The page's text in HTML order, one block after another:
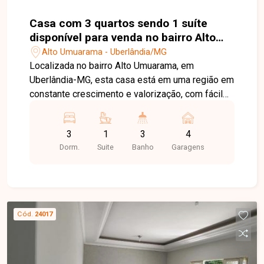
Casa com 3 quartos sendo 1 suíte
disponível para venda no bairro Alto
Umuarama em Uberlândia-MG
Alto Umuarama - Uberlândia/MG
Localizada no bairro Alto Umuarama, em
Uberlândia-MG, esta casa está em uma região em
constante crescimento e valorização, com fácil
próxima a supermercados, escolas, farmácias e
diversos comércios e serviços, proporcionando
praticidade e qualidade de vida para toda a
painel, 03 quartos, sendo 01 suíte e 02 quartos
com armários, banheiro social com box e armário,
cozinha planejada com armários, coifa e bancada
em granito, lavanderia e amplo quintal. A
3
Dorm.
1
Suite
3
Banho
4
Garagens
Cód. 24017